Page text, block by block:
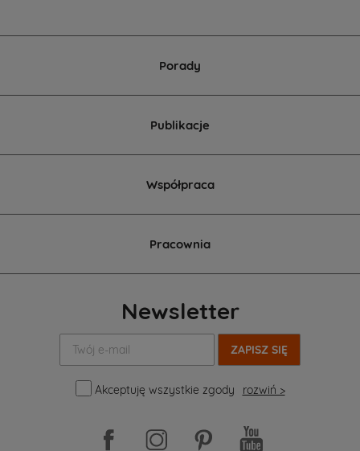
Porady
Publikacje
Współpraca
Pracownia
Newsletter
mail:
Akceptuję wszystkie zgody
rozwiń >